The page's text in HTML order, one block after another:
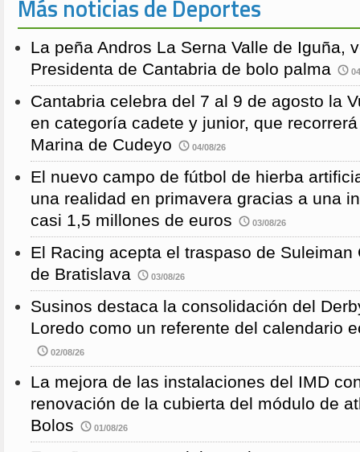
Más noticias de Deportes
La peña Andros La Serna Valle de Iguña,
Presidenta de Cantabria de bolo palma
Cantabria celebra del 7 al 9 de agosto la
en categoría cadete y junior, que
Marina de Cudeyo
04/08/26
El nuevo campo de fútbol de hierba
una realidad en primavera gracias a una
casi 1,5 millones de euros
03/08/26
El Racing acepta el traspaso de Suleiman
de Bratislava
03/08/26
Susinos destaca la consolidación del
Loredo como un referente del calendario
02/08/26
La mejora de las instalaciones del IMD
renovación de la cubierta del módulo de
Bolos
01/08/26